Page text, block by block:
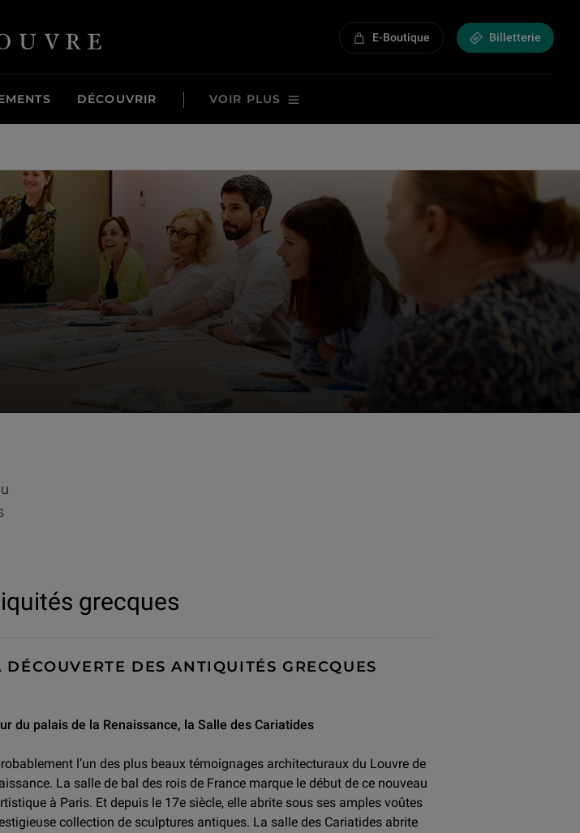
- Retour à l'accueil E-Boutique Billetterie
DÉCOUVRIR VOIR PLUS
grecques
DÉCOUVERTE DES ANTIQUITÉS GRECQUES
du palais de la Renaissance, la Salle des Cariatides
l’un des plus beaux témoignages architecturaux du Louvre de
La salle de bal des rois de France marque le début de ce nouveau
à Paris. Et depuis le 17e siècle, elle abrite sous ses amples voûtes
collection de sculptures antiques. La salle des Cariatides abrite